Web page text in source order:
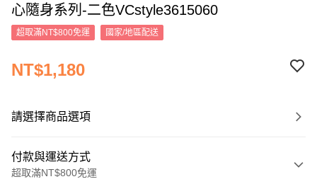
心隨身系列-二色VCstyle3615060
超取滿NT$800免運 國家/地區配送
NT$1,180
請選擇商品選項
付款與運送方式
超取滿NT$800免運